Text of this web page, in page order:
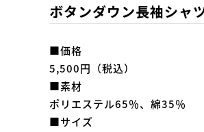
ボタンダウン長袖シャ
■価格
5,500円（税込）
■素材
ポリエステル65％、綿35％
■サイズ